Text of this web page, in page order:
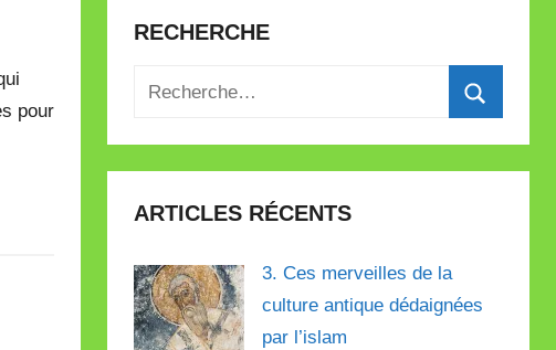
pour
RECHERCHE
Recherche
:
ARTICLES RÉCENTS
3. Ces merveilles de la
culture antique dédaignées
par l’islam